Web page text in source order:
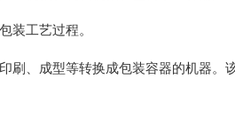
装工艺过程。
、成型等转换成包装容器的机器。